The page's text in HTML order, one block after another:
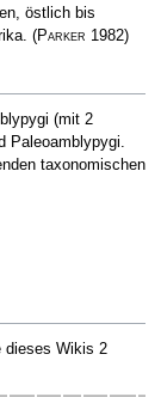
östlich bis
(Parker 1982)
(mit 2
Paleoamblypygi.
taxonomischen
dieses Wikis 2